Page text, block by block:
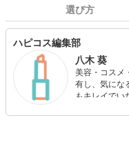
選び方
ハピコス編集部
八木 葵
美容・コスメ
有し、気にな
もキレイでい